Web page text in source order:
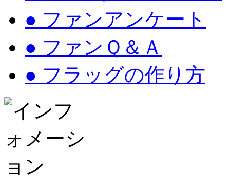
● ファンアンケート
● ファンＱ＆Ａ
● フラッグの作り方